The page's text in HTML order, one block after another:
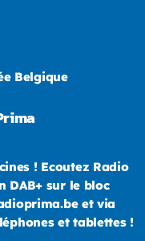
Belgique
! Ecoutez Radio
DAB+ sur le bloc
et via
et tablettes !